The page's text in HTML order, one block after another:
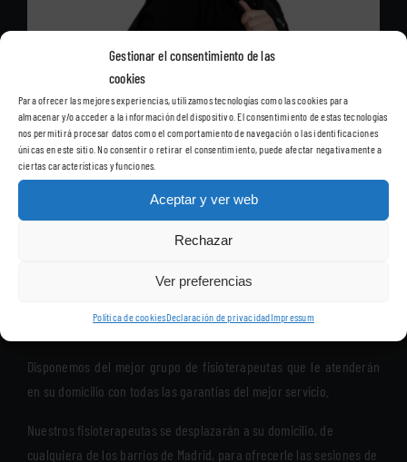
Gestionar el consentimiento de las
cookies
Para ofrecer las mejores experiencias, utilizamos tecnologías como las cookies para
almacenar y/o acceder a la información del dispositivo. El consentimiento de estas tecnologías
nos permitirá procesar datos como el comportamiento de navegación o las identificaciones
únicas en este sitio. No consentir o retirar el consentimiento, puede afectar negativamente a
ciertas características y funciones.
Aceptar y ver web
Rechazar
Ver preferencias
Política de cookiesDeclaración de privacidadImpressum
Disponemos del mejor grupo de fisioterapeutas que le atenderán
en su domicilio con todas las garantías del mejor servicio.
Nuestros fisioterapeutas se desplazarán a su domicilio, de
cualquiera de los barrios de Madrid, para ofrecerle las sesiones de